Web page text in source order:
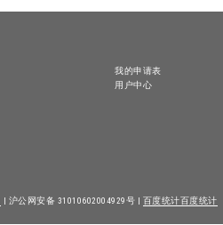
我的申请表
用户中心
| 沪公网安备 31010602004929号 | 百度统计百度统计